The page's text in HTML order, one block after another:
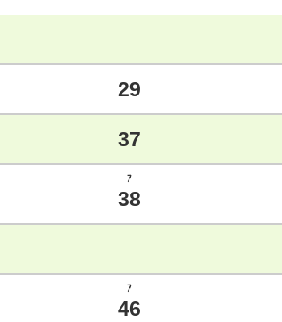
29
37
ｱ
38
ｱ
46